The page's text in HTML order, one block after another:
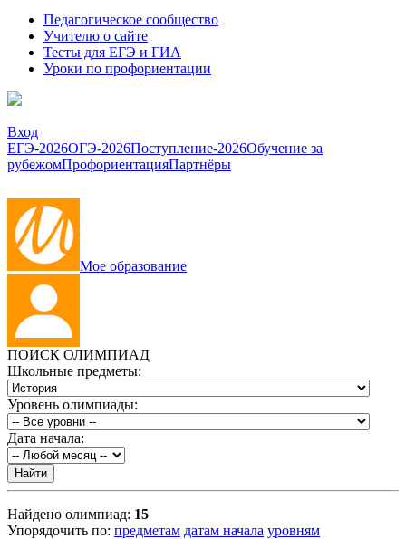
Педагогическое сообщество
Учителю о сайте
Тесты для ЕГЭ и ГИА
Уроки по профориентации
Вход
ЕГЭ-2026ОГЭ-2026Поступление-2026Обучение за
рубежомПрофориентацияПартнёры
Мое образование
ПОИСК ОЛИМПИАД
Школьные предметы:
Уровень олимпиады:
Дата начала:
Найдено олимпиад: 15
Упорядочить по: предметам датам начала уровням